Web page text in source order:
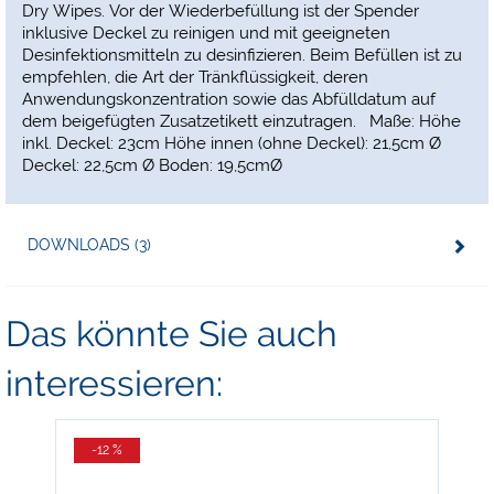
Dry Wipes. Vor der Wiederbefüllung ist der Spender
inklusive Deckel zu reinigen und mit geeigneten
Desinfektionsmitteln zu desinfizieren. Beim Befüllen ist zu
empfehlen, die Art der Tränkflüssigkeit, deren
Anwendungskonzentration sowie das Abfülldatum auf
dem beigefügten Zusatzetikett einzutragen. Maße: Höhe
inkl. Deckel: 23cm Höhe innen (ohne Deckel): 21,5cm Ø
Deckel: 22,5cm Ø Boden: 19,5cmØ
DOWNLOADS (3)
Das könnte Sie auch
interessieren:
-12 %